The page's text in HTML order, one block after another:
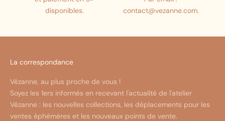
disponibles.
contact@vezanne.com.
La correspondance
Vézanne, au plus proche de vous !
Soyez les 1ers informés en recevant l'actualité de l'atelier
Vézanne : les nouvelles collections, les déplacements pour les
ventes éphémères et les nouveaux points de vente.